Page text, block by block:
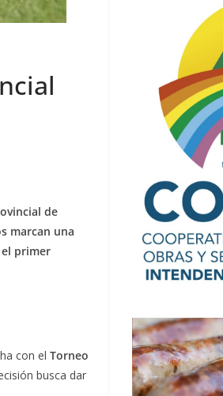
de
marcan una
primer
con el Torneo
busca dar